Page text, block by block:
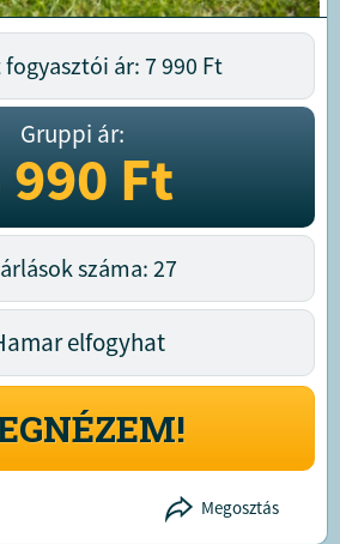
ár: 7 990 Ft
Gruppi ár:
990Ft
száma: 27
elfogyhat
Megosztás